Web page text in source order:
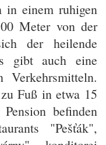
in einem ruhigen
Meter von der
der heilende
gibt auch eine
Fuß in etwa 15
befinden
"Pešťák",